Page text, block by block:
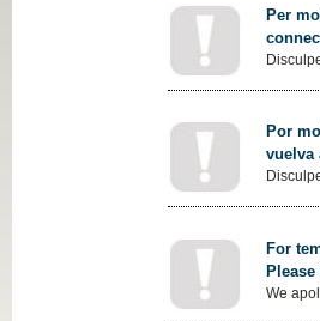
Per
Por
vuelva
For
We